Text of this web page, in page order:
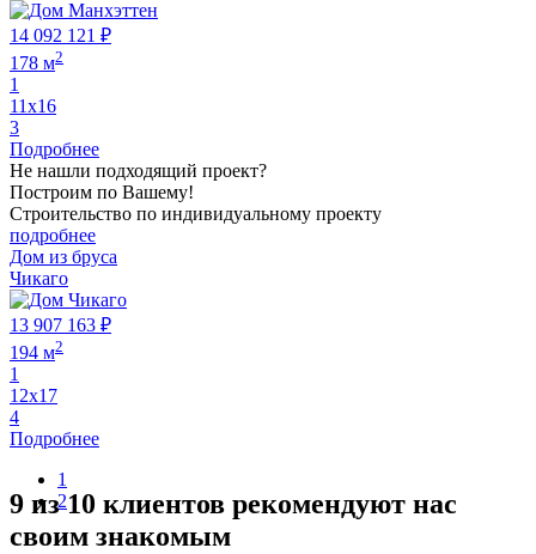
14 092 121 ₽
178 м2
1
11х16
3
Подробнее
Не нашли подходящий проект?
Построим по Вашему!
Строительство по индивидуальному проекту
подробнее
Дом из бруса
Чикаго
13 907 163 ₽
194 м2
1
12х17
4
Подробнее
1
2
9 из 10 клиентов рекомендуют нас
своим знакомым